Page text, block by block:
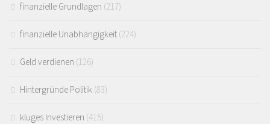
finanzielle Grundlagen (217)
finanzielle Unabhängigkeit (224)
Geld verdienen (126)
Hintergründe Politik (83)
kluges Investieren (415)